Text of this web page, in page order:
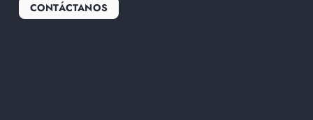
CONTÁCTANOS